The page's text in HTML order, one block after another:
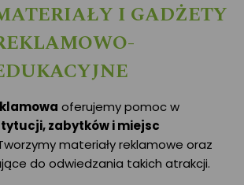
I GADŻETY
oferujemy pomoc w
zabytków i miejsc
materiały reklamowe oraz
do odwiedzania takich atrakcji.